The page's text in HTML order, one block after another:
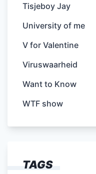
Tisjeboy Jay
University of me
V for Valentine
Viruswaarheid
Want to Know
WTF show
TAGS